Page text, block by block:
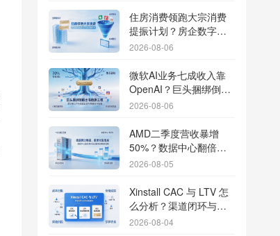
住房消费领跑大宗消费
提振计划？房企数字化
转型加速线下场景智能
2026-08-06
微软AI业务七成收入靠
OpenAI？巨头捆绑倒逼
出海App独立追踪全渠道
2026-08-06
AMD二季度营收暴增
50%？数据中心翻倍增
长驱动跨端分发新底座
2026-08-05
Xinstall CAC 与 LTV 怎
么分析？渠道闭环与投
放回报解析
2026-08-04